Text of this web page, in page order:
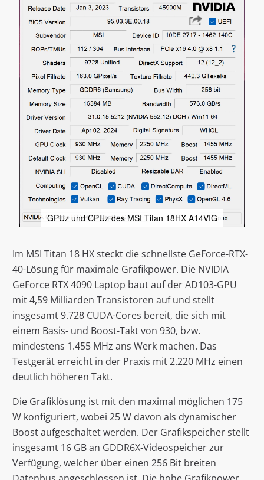
GPUz und CPUz des MSI Titan 18HX A14VIG
Im MSI Titan 18 HX steckt die schnellste GeForce-RTX-
40-Lösung für maximale Grafikpower. Die NVIDIA
GeForce RTX 4090 Laptop baut auf der AD103-GPU
mit 4,59 Milliarden Transistoren auf und stellt
insgesamt 9.728 CUDA-Cores bereit, die sich mit
einem Basis- und Boost-Takt von 930, bzw.
mindestens 1.455 MHz ans Werk machen. Das
Testgerät erreicht in der Praxis mit 2.220 MHz einen
deutlich höheren Takt.
Die Grafiklösung ist mit den maximal möglichen 175
W konfiguriert, wobei 25 W davon als dynamischer
Boost aufgeschaltet werden. Der Grafikspeicher stellt
insgesamt 16 GB an GDDR6X-Videospeicher zur
Verfügung, welcher über einen 256 Bit breiten